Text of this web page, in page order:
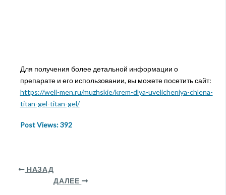
Для получения более детальной информации о
препарате и его использовании, вы можете посетить сайт:
https://well-men.ru/muzhskie/krem-dlya-uvelicheniya-chlena-
titan-gel-titan-gel/
Post Views: 392
НАЗАД
ДАЛЕЕ